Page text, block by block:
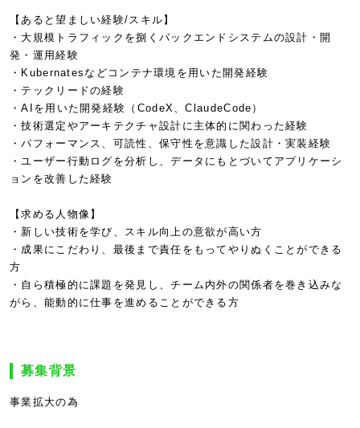
【あると望ましい経験/スキル】
・大規模トラフィックを捌くバックエンドシステムの設計・開
発・運用経験
・Kubernatesなどコンテナ環境を用いた開発経験
・テックリードの経験
・AIを用いた開発経験（CodeX、ClaudeCode）
・技術選定やアーキテクチャ設計に主体的に関わった経験
・パフォーマンス、可読性、保守性を意識した設計・実装経験
・ユーザー行動ログを分析し、データにもとづいてアプリケーシ
ョンを改善した経験
【求める人物像】
・新しい技術を学び、スキル向上の意欲が高い方
・成果にこだわり、最後まで責任をもってやりぬくことができる
方
・自ら積極的に課題を発見し、チーム内外の関係者を巻き込みな
がら、能動的に仕事を進めることができる方
募集背景
事業拡大の為